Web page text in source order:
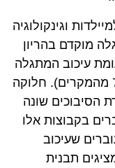
למיילדות וגינקולוגיה
מוקדם בהריון
לעומת עיכוב המתגלה
מאוחר בהריון (אחרי שב 32, 70-80% מהמקרים). חלוקה
הסיבוכים שונה
בקבוצות אלו
שעיכוב
תבנית